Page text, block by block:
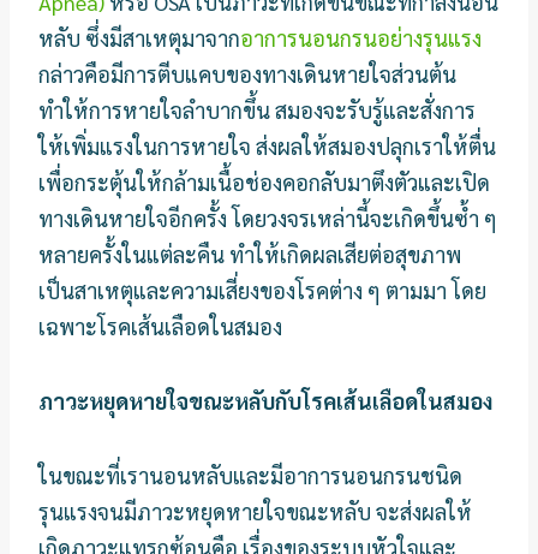
หลับ ซึ่งมีสาเหตุมาจากอาการนอนกรนอย่างรุนแรง
กล่าวคือมีการตีบแคบของทางเดินหายใจส่วนต้น
ทำให้การหายใจลำบากขึ้น สมองจะรับรู้และสั่งการ
ให้เพิ่มแรงในการหายใจ ส่งผลให้สมองปลุกเราให้ตื่น
เพื่อกระตุ้นให้กล้ามเนื้อช่องคอกลับมาตึงตัวและเปิด
ทางเดินหายใจอีกครั้ง โดยวงจรเหล่านี้จะเกิดขึ้นซ้ำ ๆ
หลายครั้งในแต่ละคืน ทำให้เกิดผลเสียต่อสุขภาพ
เป็นสาเหตุและความเสี่ยงของโรคต่าง ๆ ตามมา โดย
เฉพาะโรคเส้นเลือดในสมอง
ภาวะหยุดหายใจขณะหลับกับโรคเส้นเลือดในสมอง
ในขณะที่เรานอนหลับและมีอาการนอนกรนชนิด
รุนแรงจนมีภาวะหยุดหายใจขณะหลับ จะส่งผลให้
เกิดภาวะแทรกซ้อนคือ เรื่องของระบบหัวใจและ